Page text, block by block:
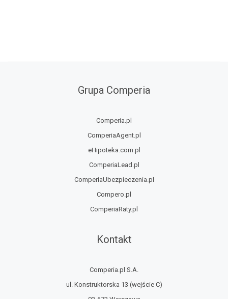
Grupa Comperia
Comperia.pl
ComperiaAgent.pl
eHipoteka.com.pl
ComperiaLead.pl
ComperiaUbezpieczenia.pl
Compero.pl
ComperiaRaty.pl
Kontakt
Comperia.pl S.A.
ul. Konstruktorska 13 (wejście C)